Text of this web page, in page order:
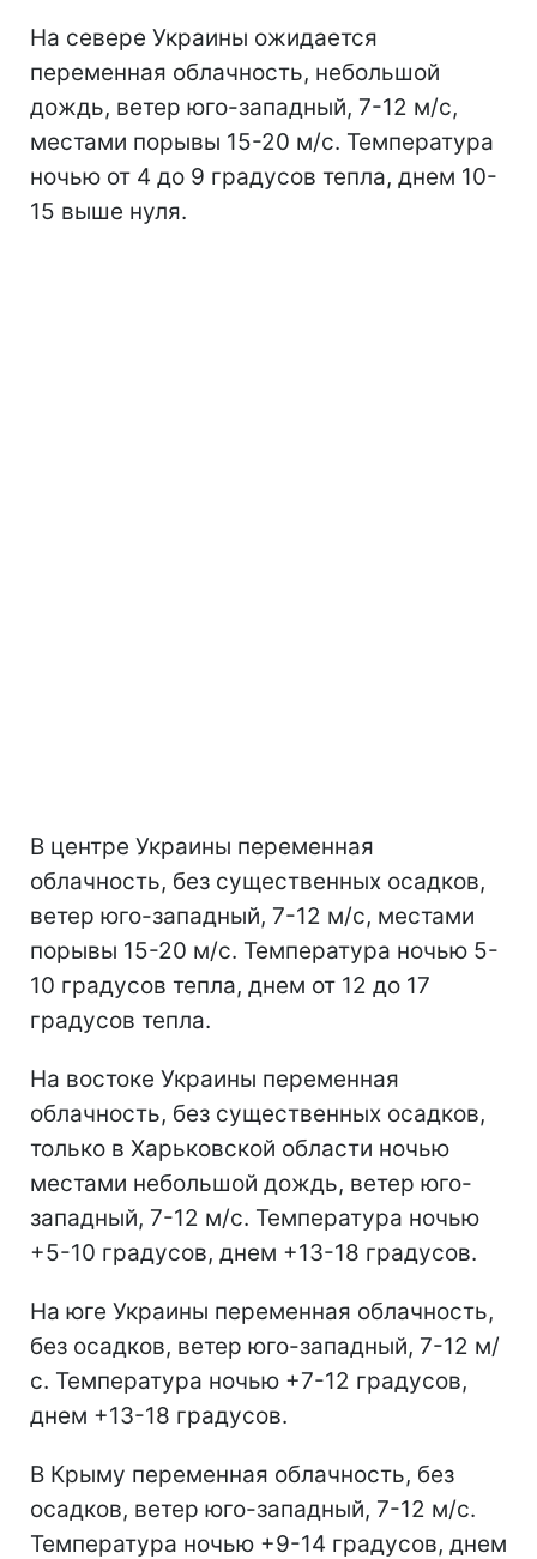
На севере Украины ожидается
переменная облачность, небольшой
дождь, ветер юго-западный, 7-12 м/с,
местами порывы 15-20 м/с. Температура
ночью от 4 до 9 градусов тепла, днем 10-
15 выше нуля.
В центре Украины переменная
облачность, без существенных осадков,
ветер юго-западный, 7-12 м/с, местами
порывы 15-20 м/с. Температура ночью 5-
10 градусов тепла, днем от 12 до 17
градусов тепла.
На востоке Украины переменная
облачность, без существенных осадков,
только в Харьковской области ночью
местами небольшой дождь, ветер юго-
западный, 7-12 м/с. Температура ночью
+5-10 градусов, днем +13-18 градусов.
На юге Украины переменная облачность,
без осадков, ветер юго-западный, 7-12 м/
с. Температура ночью +7-12 градусов,
днем +13-18 градусов.
В Крыму переменная облачность, без
осадков, ветер юго-западный, 7-12 м/с.
Температура ночью +9-14 градусов, днем